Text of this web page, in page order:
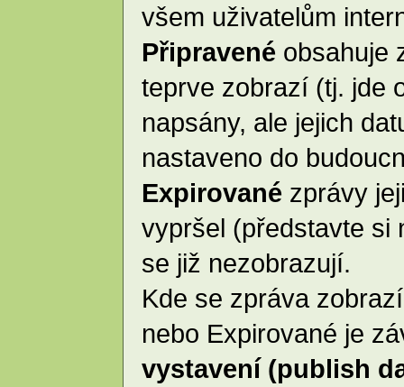
všem uživatelům
Připravené obsahuje
teprve zobrazí (tj. jde
napsány, ale jejich
nastaveno do
Expirované zprávy
vypršel (představte si
se již nezobrazují.
Kde se zpráva
nebo Expirované je
vystavení (publish